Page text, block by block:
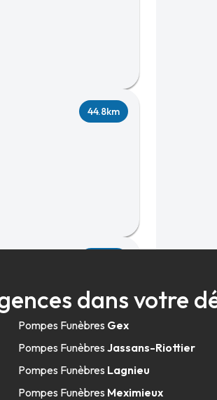
44.8km
dans votre
Pompes Funèbres Gex
Pompes Funèbres Jassans-Riottier
Pompes Funèbres Lagnieu
Pompes Funèbres Meximieux